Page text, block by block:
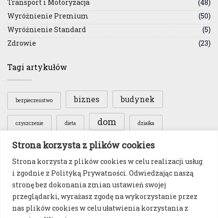
Strona korzysta z plików cookies
Strona korzysta z plików cookies w celu realizacji usług
i zgodnie z Polityką Prywatności. Odwiedzając naszą
stronę bez dokonania zmian ustawień swojej
przeglądarki, wyrażasz zgodę na wykorzystanie przez
nas plików cookies w celu ułatwienia korzystania z
Transport i Motoryzacja
(48)
Wyróżnienie Premium
(50)
Wyróżnienie Standard
(5)
Zdrowie
(23)
Tagi artykułów
bezpieczeństwo biznes budynek
czyszczenie dieta dom działka
dziecko ekologia handel koronawirus
ogród samochód włosy
ćwiczenia